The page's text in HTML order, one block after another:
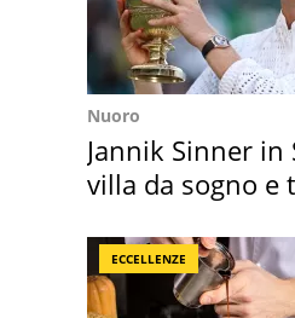
Nuoro
Jannik Sinner in
villa da sogno e
ECCELLENZE